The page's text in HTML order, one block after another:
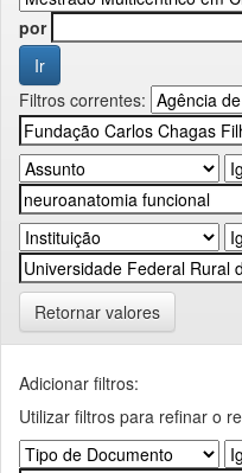
por
Filtros correntes:
Retornar valores
Adicionar filtros:
Utilizar filtros para refinar o